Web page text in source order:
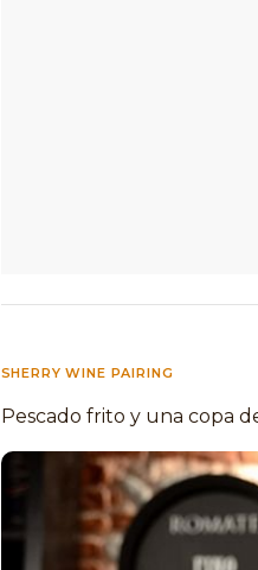
SHERRY WINE PAIRING
Pescado frito y una copa